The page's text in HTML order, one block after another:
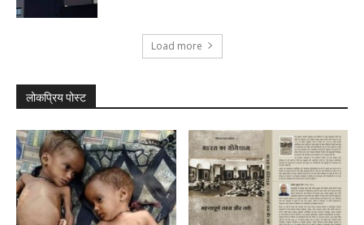
Load more
लोकप्रिय पोस्ट